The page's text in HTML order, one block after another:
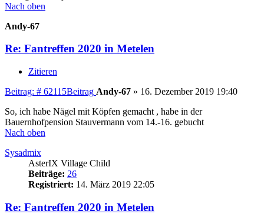
Nach oben
Andy-67
Re: Fantreffen 2020 in Metelen
Zitieren
Beitrag: # 62115Beitrag Andy-67 » 16. Dezember 2019 19:40
So, ich habe Nägel mit Köpfen gemacht , habe in der
Bauernhofpension Stauvermann vom 14.-16. gebucht
Nach oben
Sysadmix
AsterIX Village Child
Beiträge: 26
Registriert: 14. März 2019 22:05
Re: Fantreffen 2020 in Metelen